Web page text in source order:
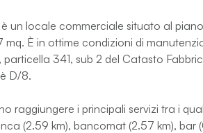
un locale commerciale situato al
mq. È in ottime condizioni di
341, sub 2 del Catasto
D/8.
raggiungere i principali servizi tra i
(2.59 km), bancomat (2.57 km),